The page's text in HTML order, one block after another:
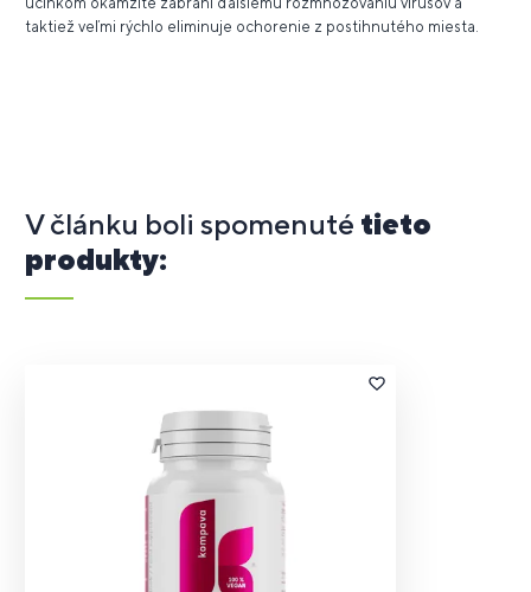
taktiež veľmi rýchlo eliminuje ochorenie z postihnutého miesta.
V článku boli spomenuté tieto
produkty: